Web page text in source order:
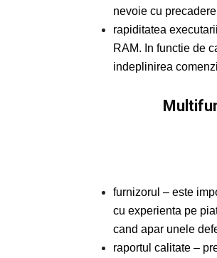
nevoie cu
rapiditatea
RAM. In functie de
indeplinirea
furnizorul – este
cu experienta pe
cand apar unele
raportul calitate –